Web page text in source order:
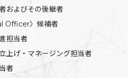
およびその後継者
Officer〉候補者
担当者
上げ・マネージング担当者
者